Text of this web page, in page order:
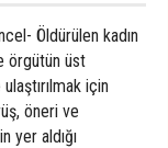
Öldürülen kadın
örgütün üst
için
öneri ve
yer aldığı